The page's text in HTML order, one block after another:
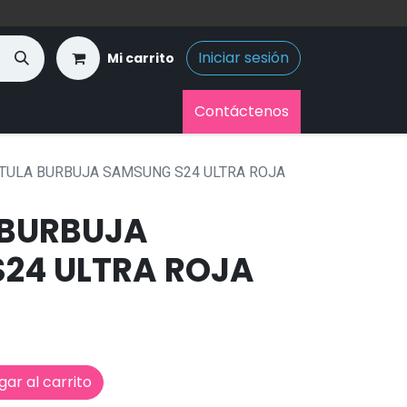
Mi carrito Iniciar sesión
Contáctenos
BURBUJA SAMSUNG S24 ULTRA ROJA
ULTRA ROJA
al carrito